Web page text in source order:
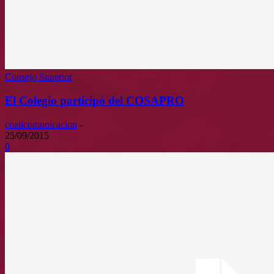
Consejo Superior
El Colegio participó del COSAPRO
coaticomunicacion -
25/09/2015
0